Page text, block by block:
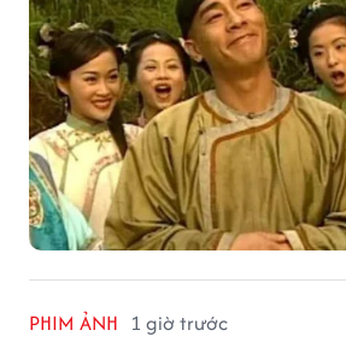
PHIM ẢNH 1 giờ trước